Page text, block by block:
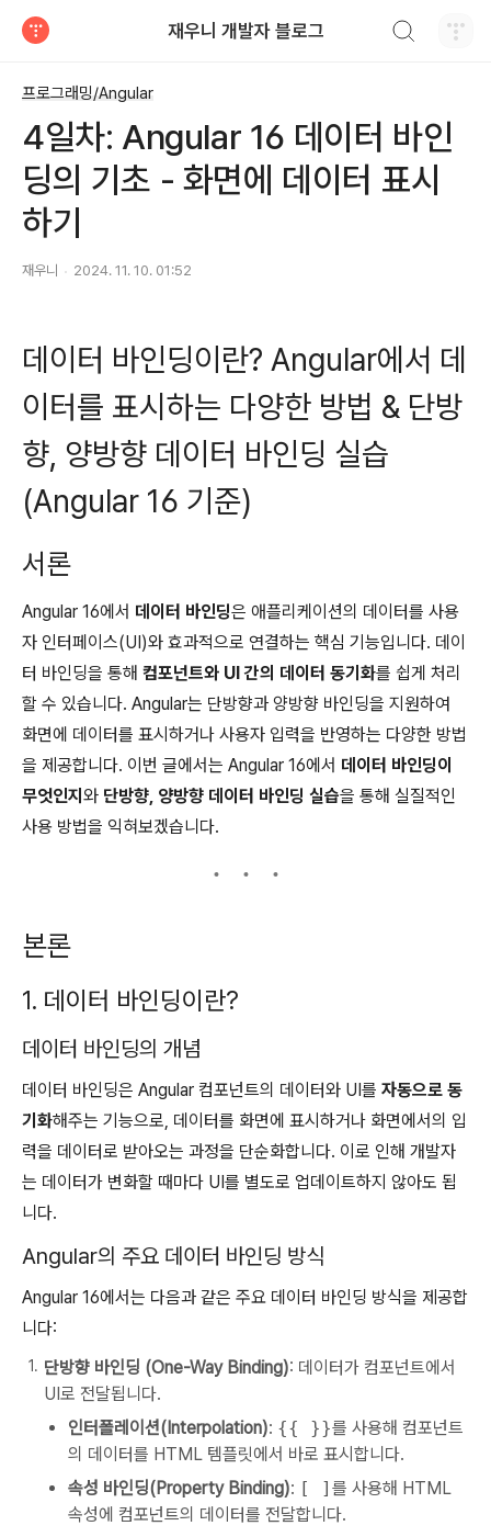
재우니 개발자 블로그
프로그래밍/Angular
4일차: Angular 16 데이터 바인
딩의 기초 - 화면에 데이터 표시
하기
재우니 2024. 11. 10. 01:52
데이터 바인딩이란? Angular에서 데
이터를 표시하는 다양한 방법 & 단방
향, 양방향 데이터 바인딩 실습
(Angular 16 기준)
서론
Angular 16에서 데이터 바인딩은 애플리케이션의 데이터를 사용
자 인터페이스(UI)와 효과적으로 연결하는 핵심 기능입니다. 데이
터 바인딩을 통해 컴포넌트와 UI 간의 데이터 동기화를 쉽게 처리
할 수 있습니다. Angular는 단방향과 양방향 바인딩을 지원하여
화면에 데이터를 표시하거나 사용자 입력을 반영하는 다양한 방법
을 제공합니다. 이번 글에서는 Angular 16에서 데이터 바인딩이
무엇인지 와 단방향, 양방향 데이터 바인딩 실습을 통해 실질적인
사용 방법을 익혀보겠습니다.
본론
1. 데이터 바인딩이란?
데이터 바인딩의 개념
데이터 바인딩은 Angular 컴포넌트의 데이터와 UI를 자동으로 동
기화해주는 기능으로, 데이터를 화면에 표시하거나 화면에서의 입
력을 데이터로 받아오는 과정을 단순화합니다. 이로 인해 개발자
는 데이터가 변화할 때마다 UI를 별도로 업데이트하지 않아도 됩
니다.
Angular의 주요 데이터 바인딩 방식
Angular 16에서는 다음과 같은 주요 데이터 바인딩 방식을 제공합
니다:
단방향 바인딩 (One-Way Binding): 데이터가 컴포넌트에서
UI로 전달됩니다.
인터폴레이션(Interpolation): {{ }}를 사용해 컴포넌트
의 데이터를 HTML 템플릿에서 바로 표시합니다.
속성 바인딩(Property Binding): [ ] 를 사용해 HTML
속성에 컴포넌트의 데이터를 전달합니다.